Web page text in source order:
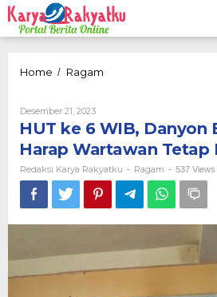
Lewati
ke
konten
Home / Ragam
Danyon
Brimob
Bone
Harap
Wartawan
Desember 21, 2023Oleh
Redaksi
Karya
Rakyatku
HUT ke 6 WIB, Danyon
Harap Wartawan Tetap
Redaksi Karya Rakyatku - Ragam - 537 Views